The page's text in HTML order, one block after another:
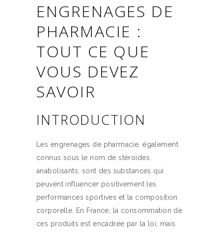
ENGRENAGES DE
PHARMACIE :
TOUT CE QUE
VOUS DEVEZ
SAVOIR
INTRODUCTION
Les engrenages de pharmacie, également
connus sous le nom de stéroïdes
anabolisants, sont des substances qui
peuvent influencer positivement les
performances sportives et la composition
corporelle. En France, la consommation de
ces produits est encadrée par la loi, mais